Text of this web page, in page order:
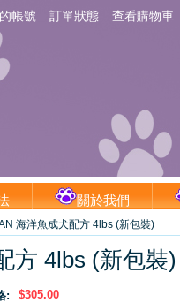
帳號 訂單狀態 查看購物車
關於我們
海洋魚成犬配方 4lbs (新包裝)
方 4lbs (新包裝)
:
$305.00